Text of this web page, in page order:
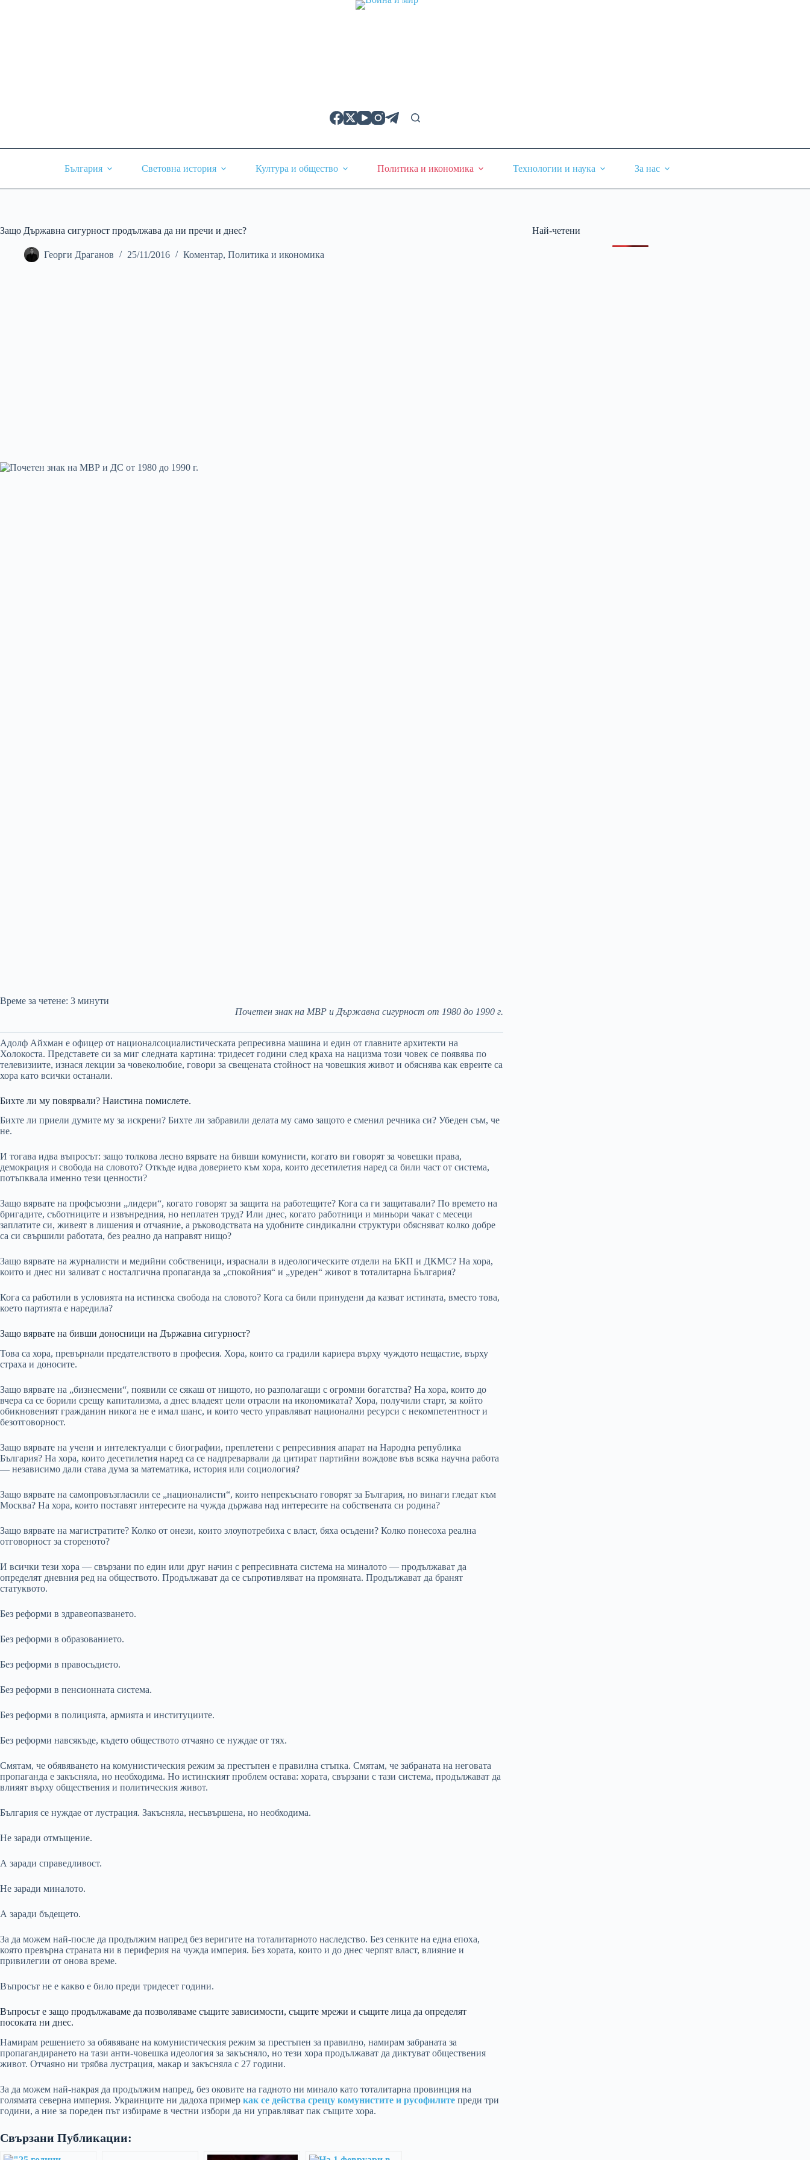
България Световна история Култура и общество Политика и икономика Технологии и наука За нас
Защо Държавна сигурност продължава да ни пречи и днес?
Георги Драганов 25/11/2016 Коментар, Политика и икономика
Време за четене: 3 минути
Почетен знак на МВР и Държавна сигурност от 1980 до 1990 г.
Адолф Айхман е офицер от националсоциалистическата репресивна машина и един от главните архитекти на
Холокоста. Представете си за миг следната картина: тридесет години след краха на нацизма този човек се появява по
телевизиите, изнася лекции за човеколюбие, говори за свещената стойност на човешкия живот и обяснява как евреите са
хора като всички останали.
Бихте ли му повярвали? Наистина помислете.
Бихте ли приели думите му за искрени? Бихте ли забравили делата му само защото е сменил речника си? Убеден съм, че
не.
И тогава идва въпросът: защо толкова лесно вярвате на бивши комунисти, когато ви говорят за човешки права,
демокрация и свобода на словото? Откъде идва доверието към хора, които десетилетия наред са били част от система,
потъпквала именно тези ценности?
Защо вярвате на профсъюзни „лидери“, когато говорят за защита на работещите? Кога са ги защитавали? По времето на
бригадите, съботниците и извънредния, но неплатен труд? Или днес, когато работници и миньори чакат с месеци
заплатите си, живеят в лишения и отчаяние, а ръководствата на удобните синдикални структури обясняват колко добре
са си свършили работата, без реално да направят нищо?
Защо вярвате на журналисти и медийни собственици, израснали в идеологическите отдели на БКП и ДКМС? На хора,
които и днес ни заливат с носталгична пропаганда за „спокойния“ и „уреден“ живот в тоталитарна България?
Кога са работили в условията на истинска свобода на словото? Кога са били принудени да казват истината, вместо това,
което партията е наредила?
Защо вярвате на бивши доносници на Държавна сигурност?
Това са хора, превърнали предателството в професия. Хора, които са градили кариера върху чуждото нещастие, върху
страха и доносите.
Защо вярвате на „бизнесмени“, появили се сякаш от нищото, но разполагащи с огромни богатства? На хора, които до
вчера са се борили срещу капитализма, а днес владеят цели отрасли на икономиката? Хора, получили старт, за който
обикновеният гражданин никога не е имал шанс, и които често управляват национални ресурси с некомпетентност и
безотговорност.
Защо вярвате на учени и интелектуалци с биографии, преплетени с репресивния апарат на Народна република
България? На хора, които десетилетия наред са се надпреварвали да цитират партийни вождове във всяка научна работа
— независимо дали става дума за математика, история или социология?
Защо вярвате на самопровъзгласили се „националисти“, които непрекъснато говорят за България, но винаги гледат към
Москва? На хора, които поставят интересите на чужда държава над интересите на собствената си родина?
Защо вярвате на магистратите? Колко от онези, които злоупотребиха с власт, бяха осъдени? Колко понесоха реална
отговорност за стореното?
И всички тези хора — свързани по един или друг начин с репресивната система на миналото — продължават да
определят дневния ред на обществото. Продължават да се съпротивляват на промяната. Продължават да бранят
статуквото.
Без реформи в здравеопазването.
Без реформи в образованието.
Без реформи в правосъдието.
Без реформи в пенсионната система.
Без реформи в полицията, армията и институциите.
Без реформи навсякъде, където обществото отчаяно се нуждае от тях.
Смятам, че обявяването на комунистическия режим за престъпен е правилна стъпка. Смятам, че забраната на неговата
пропаганда е закъсняла, но необходима. Но истинският проблем остава: хората, свързани с тази система, продължават да
влияят върху обществения и политическия живот.
България се нуждае от лустрация. Закъсняла, несъвършена, но необходима.
Не заради отмъщение.
А заради справедливост.
Не заради миналото.
А заради бъдещето.
За да можем най-после да продължим напред без веригите на тоталитарното наследство. Без сенките на една епоха,
която превърна страната ни в периферия на чужда империя. Без хората, които и до днес черпят власт, влияние и
привилегии от онова време.
Въпросът не е какво е било преди тридесет години.
Въпросът е защо продължаваме да позволяваме същите зависимости, същите мрежи и същите лица да определят
посоката ни днес.
Намирам решението за обявяване на комунистическия режим за престъпен за правилно, намирам забраната за
пропагандирането на тази анти-човешка идеология за закъсняло, но тези хора продължават да диктуват обществения
живот. Отчаяно ни трябва лустрация, макар и закъсняла с 27 години.
За да можем най-накрая да продължим напред, без оковите на гадното ни минало като тоталитарна провинция на
голямата северна империя. Украинците ни дадоха пример как се действа срещу комунистите и русофилите преди три
години, а ние за пореден път избираме в честни избори да ни управляват пак същите хора.
Свързани Публикации:
Най-четени